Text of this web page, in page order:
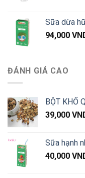
Sữa dừa
94,000
ĐÁNH GIÁ CAO
BỘT KHỔ
39,000
Sữa hạnh
40,000